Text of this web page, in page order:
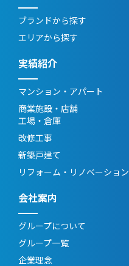
ブランドから探す
エリアから探す
実績紹介
マンション・アパート
商業施設・店舗
工場・倉庫
改修工事
新築戸建て
リフォーム・リノベーション
会社案内
グループについて
グループ一覧
企業理念